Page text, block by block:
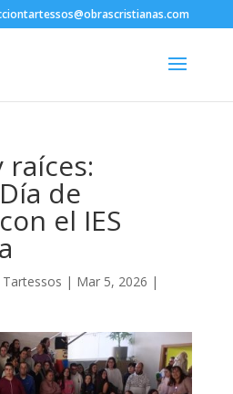
raíces:
de
el IES
Tartessos | Mar 5, 2026 |